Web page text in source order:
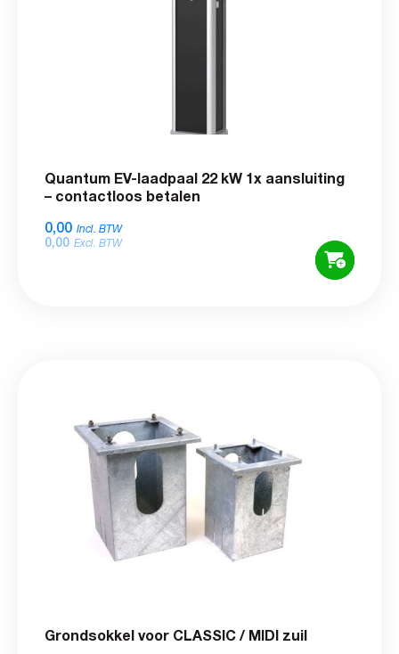
Quantum EV-laadpaal 22 kW 1x aansluiting
– contactloos betalen
0,00 Incl. BTW
0,00 Excl. BTW
Grondsokkel voor CLASSIC / MIDI zuil